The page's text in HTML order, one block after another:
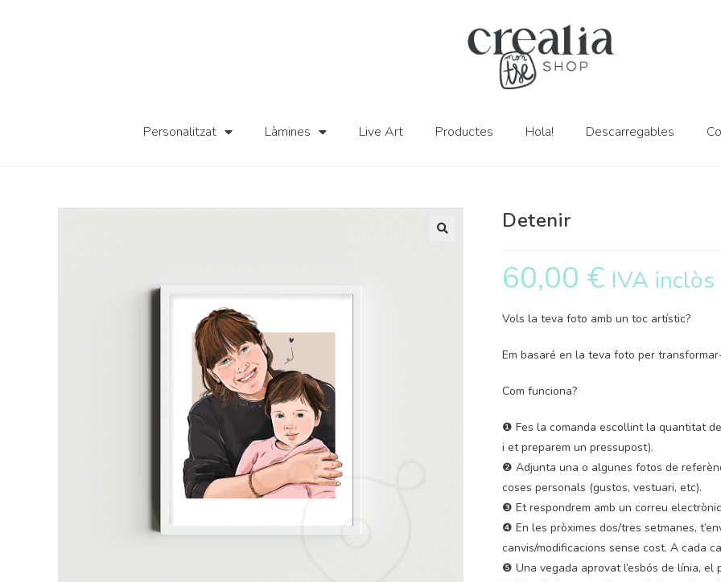
Personalitzat Làmines Live Art Productes Hola! Descarregables
Detenir
60,00 € IVA inclòs
Vols la teva foto amb un toc artístic?
Em basaré en la teva foto per
Com funciona?
❶ Fes la comanda escollint la quantitat
i et preparem un pressupost).
❷ Adjunta una o algunes fotos de
coses personals (gustos, vestuari, etc).
❸ Et respondrem amb un correu
❹ En les pròximes dos/tres setmanes,
canvis/modificacions sense cost. A cada
❺ Una vegada aprovat l’esbós de línia, el